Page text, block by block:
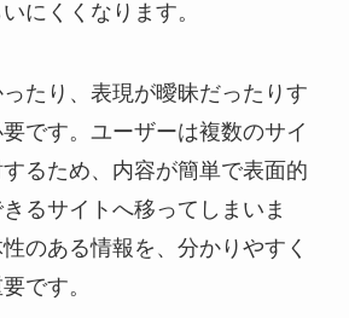
にくくなります。
たり、表現が曖昧だったりす
です。ユーザーは複数のサイ
するため、内容が簡単で表面的
るサイトへ移ってしまいま
のある情報を、分かりやすく
です。